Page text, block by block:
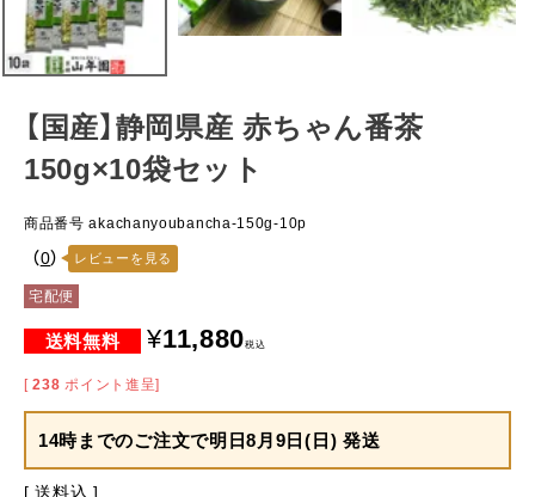
【国産】静岡県産 赤ちゃん番茶
150g×10袋セット
商品番号 akachanyoubancha-150g-10p
（0） レビューを見る
宅配便
¥11,880税込
[ 238 ポイント進呈]
14時までのご注文で明日8月9日(日) 発送
送料込